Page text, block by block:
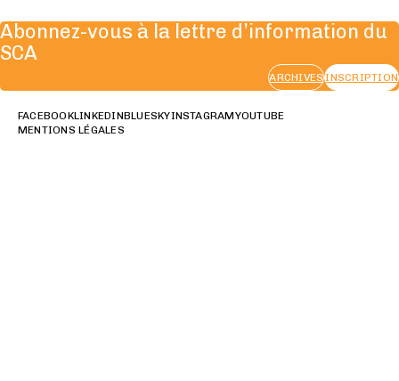
Abonnez-vous à la lettre d’information du
SCA
ARCHIVESINSCRIPTION
FACEBOOKLINKEDINBLUESKYINSTAGRAMYOUTUBE
MENTIONS LÉGALES